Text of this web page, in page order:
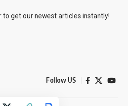
get our newest articles instantly!
Follow US